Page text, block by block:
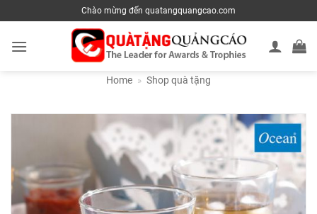
to
content
Chào mừng đến quatangquangcao.com
Home » Shop quà tặng